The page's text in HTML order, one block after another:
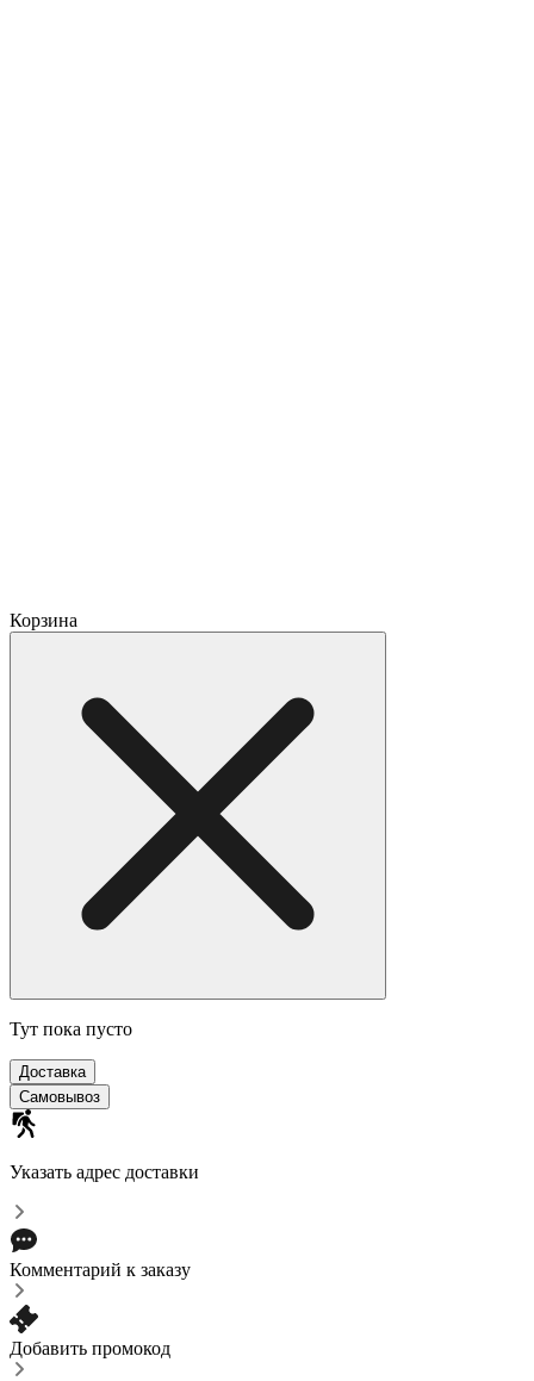
Корзина
Тут пока пусто
Доставка
Самовывоз
Указать адрес доставки
Комментарий к заказу
Добавить промокод